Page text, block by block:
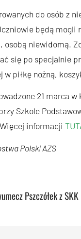
do osób z
będą
niewidomą.
się po specjalnie
piłkę nożną,
21 marca
Szkole
informacji
Polski AZS